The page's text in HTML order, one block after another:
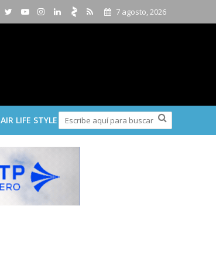
7 agosto, 2026
AIR LIFE STYLE